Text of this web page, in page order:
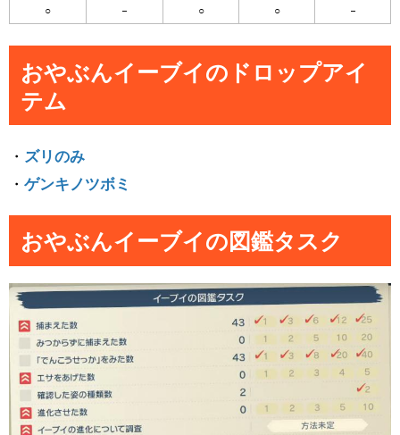
○
– ○ ○ –
おやぶんイーブイのドロップアイ
テム
・ ズリのみ
・ ゲンキノツボミ
おやぶんイーブイの図鑑タスク